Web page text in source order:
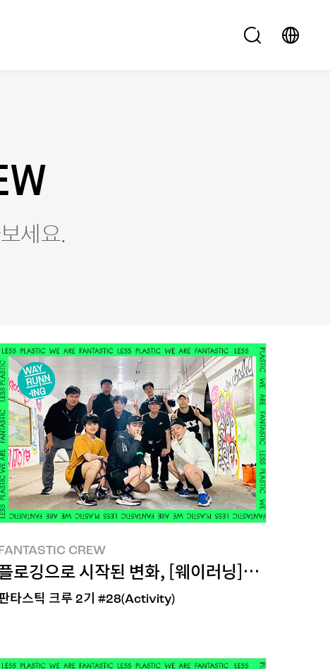
세요.
LESS PLASTIC! 한 활동
CREW
로깅으로 시작된 변화, [웨이러닝]의 LESS
타스틱 크루 2기 #28(Activity)